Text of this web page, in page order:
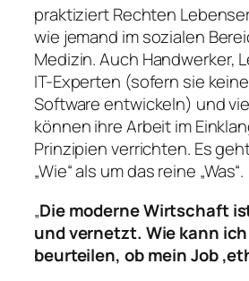
praktiziert Rechten
wie jemand im sozialen
Medizin. Auch Handwerker,
IT-Experten (sofern sie
Software entwickeln) und
können ihre Arbeit im
Prinzipien verrichten. Es
„Wie“ als um das reine „Was“.
„Die moderne Wirtschaft
und vernetzt. Wie kann
beurteilen, ob mein Job